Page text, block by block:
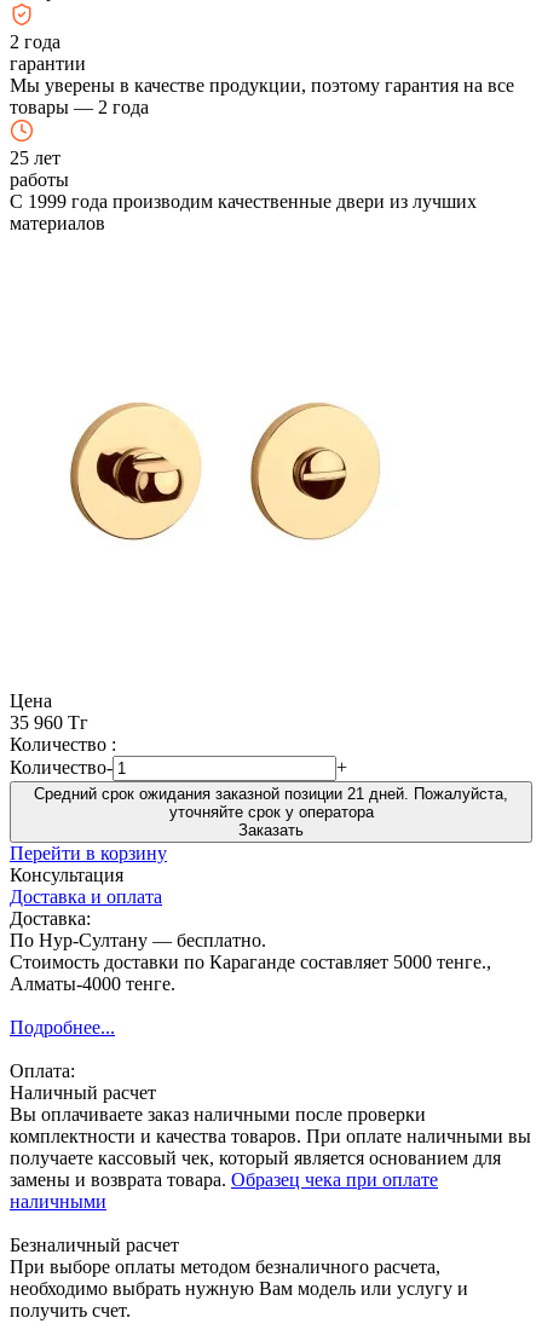
2 года
гарантии
Мы уверены в качестве продукции, поэтому гарантия на все
товары — 2 года
25 лет
работы
С 1999 года производим качественные двери из лучших
материалов
Цена
35 960 Тг
Количество :
Количество- +
Средний срок ожидания заказной позиции 21 дней. Пожалуйста,
уточняйте срок у оператора
Заказать
Перейти в корзину
Консультация
Доставка и оплата
Доставка:
По Нур-Султану — бесплатно.
Стоимость доставки по Караганде составляет 5000 тенге.,
Алматы-4000 тенге.
Подробнее...
Оплата:
Наличный расчет
Вы оплачиваете заказ наличными после проверки
комплектности и качества товаров. При оплате наличными вы
получаете кассовый чек, который является основанием для
замены и возврата товара. Образец чека при оплате
наличными
Безналичный расчет
При выборе оплаты методом безналичного расчета,
необходимо выбрать нужную Вам модель или услугу и
получить счет.